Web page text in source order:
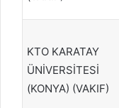
KTO KARATAY
ÜNİVERSİTESİ
(KONYA) (VAKIF)